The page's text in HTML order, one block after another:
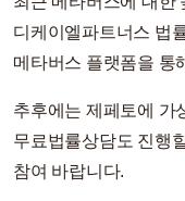
디케이엘파트너스 법
메타버스 플랫폼을 통
추후에는 제페토에 가
무료법률상담도 진행
참여 바랍니다.